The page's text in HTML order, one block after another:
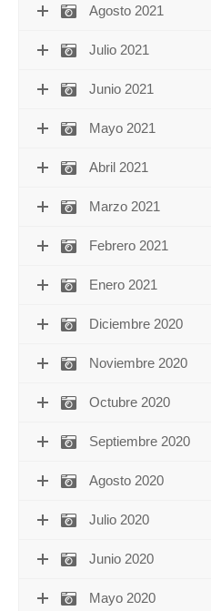
Agosto 2021
Julio 2021
Junio 2021
Mayo 2021
Abril 2021
Marzo 2021
Febrero 2021
Enero 2021
Diciembre 2020
Noviembre 2020
Octubre 2020
Septiembre 2020
Agosto 2020
Julio 2020
Junio 2020
Mayo 2020